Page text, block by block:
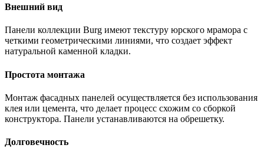
Внешний вид
Панели коллекции Burg имеют текстуру юрского мрамора с
четкими геометрическими линиями, что создает эффект
натуральной каменной кладки.
Простота монтажа
Монтаж фасадных панелей осуществляется без использования
клея или цемента, что делает процесс схожим со сборкой
конструктора. Панели устанавливаются на обрешетку.
Долговечность